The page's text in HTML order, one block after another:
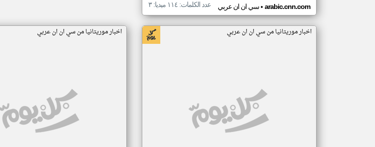
سي ان ان عربي• arabic.cnn.com عدد الكلمات: ١١٤ ميديا: ٣
اخبار موريتانيا من سي ان ان عربي اخبار موريتانيا من سي ان ان عربي